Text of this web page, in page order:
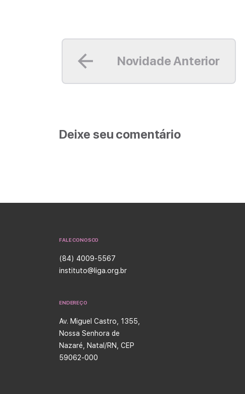
Novidade Anterior
Deixe seu comentário
FALE CONOSCO
(84) 4009-5567
instituto@liga.org.br
ENDEREÇO
Av. Miguel Castro, 1355,
Nossa Senhora de
Nazaré, Natal/RN, CEP
59062-000